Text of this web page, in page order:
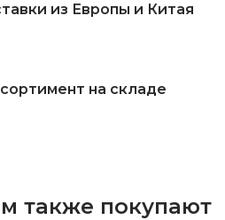
из Европы и Китая
на складе
также покупают